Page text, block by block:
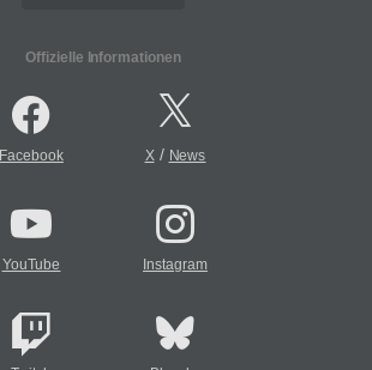
Offizielle Informationen
Facebook X/ News
YouTube Instagram